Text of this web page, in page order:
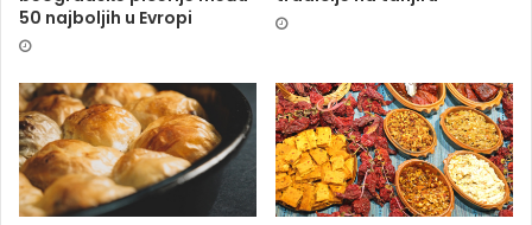
50 najboljih u Evropi